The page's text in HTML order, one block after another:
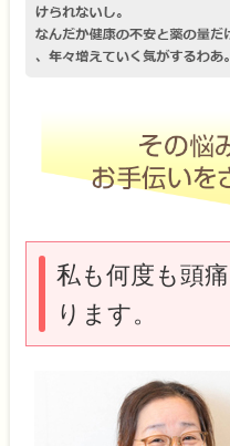
私も何度も頭
ります。